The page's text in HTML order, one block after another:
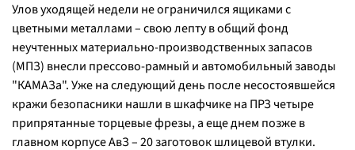
Улов уходящей недели не ограничился ящиками с
цветными металлами – свою лепту в общий фонд
неучтенных материально-производственных запасов
(МПЗ) внесли прессово-рамный и автомобильный заводы
"КАМАЗа". Уже на следующий день после несостоявшейся
кражи безопасники нашли в шкафчике на ПРЗ четыре
припрятанные торцевые фрезы, а еще днем позже в
главном корпусе АвЗ – 20 заготовок шлицевой втулки.